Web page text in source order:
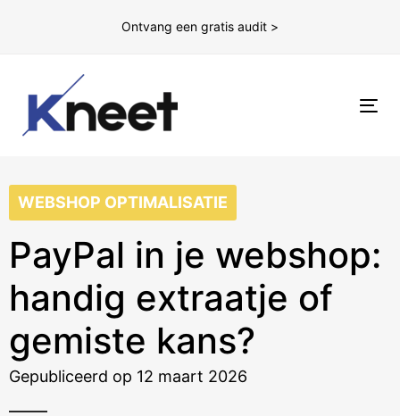
Ontvang een gratis audit >
WEBSHOP OPTIMALISATIE
PayPal in je webshop:
handig extraatje of
gemiste kans?
Gepubliceerd op 12 maart 2026